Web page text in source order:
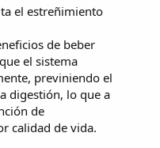
el estreñimiento
de beber
el sistema
previniendo el
digestión, lo que a
de
calidad de vida.